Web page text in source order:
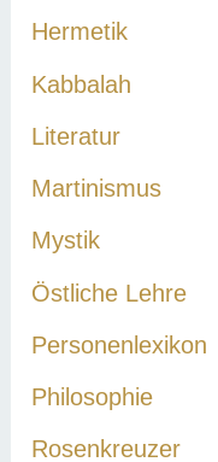
Hermetik
Kabbalah
Literatur
Martinismus
Mystik
Östliche Lehre
Personenlexikon
Philosophie
Rosenkreuzer